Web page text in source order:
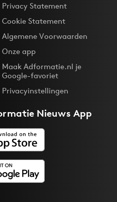
Privacy Statement
Cookie Statement
Algemene Voorwaarden
Onze app
Maak Adformatie.nl je
Google-favoriet
Privacyinstellingen
Nieuws App